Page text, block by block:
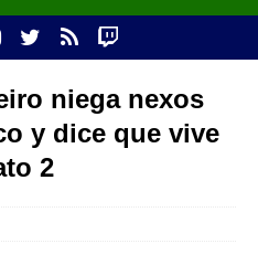
niega nexos
y dice que vive
2